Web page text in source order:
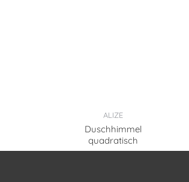
ALIZE
Duschhimmel
quadratisch